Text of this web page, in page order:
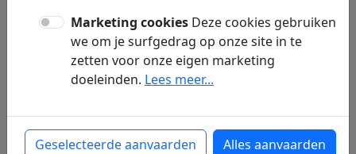
traditionele Chinese geneeswijze.
Acupunctuur Winkels
shenzhou-university.com
Marketing cookies Deze cookies gebruiken
we om je surfgedrag op onze site in te
zetten voor onze eigen marketing
doeleinden. Lees meer...
Geselecteerde aanvaarden Alles aanvaarden